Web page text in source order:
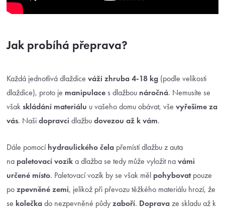
Jak probíhá přeprava?
Každá jednotlivá dlaždice váží zhruba 4-18 kg (podle velikosti
dlaždice), proto je manipulace s dlažbou náročná. Nemusíte se
však skládání materiálu u vašeho domu obávat, vše vyřešíme za
vás. Naši dopravci dlažbu dovezou až k vám.
Dále pomocí hydraulického čela přemístí dlažbu z auta
na paletovací vozík a dlažba se tedy může vyložit na vámi
určené místo. Paletovací vozík by se však měl pohybovatpouze
po zpevněné zemi, jelikož při převozu těžkého materiálu hrozí, že
se kolečka do nezpevněné půdy zaboří. Doprava ze skladu až k